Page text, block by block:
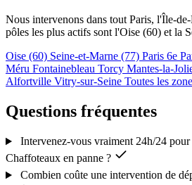
Nous intervenons dans tout Paris, l'Île-
pôles les plus actifs sont l'Oise (60) et la
Oise (60) Seine-et-Marne (77) Paris 6e
Méru Fontainebleau Torcy Mantes-la-
Alfortville Vitry-sur-Seine Toutes les
Questions fréquentes
Intervenez-vous vraiment 24h/24 pour
Chaffoteaux en panne ?
Combien coûte une intervention de